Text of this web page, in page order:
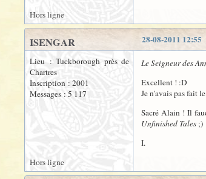
Hors ligne
28-08-2011 12:55
ISENGAR
Lieu : Tuckborough près de
Chartres
Inscription : 2001
Messages : 5 117
Le Seigneur des
Excellent ! :D
Je n'avais pas fait
Sacré Alain ! Il
Unfinished Tales ;)
I.
Hors ligne